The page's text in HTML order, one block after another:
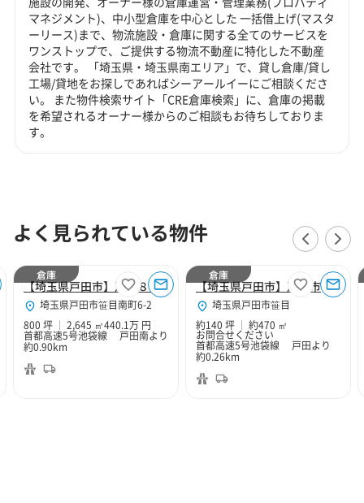
マネジメント)、中小型倉庫を中心とした 一括借上げ(マスタ
ーリース)まで、物流施設・倉庫に関する全てのサービスを
ワンストップで、ご提供する物流不動産に特化した不動産
会社です。 「埼玉県・埼玉県南エリア」で、貸し倉庫/貸し
工場/貸地をお探しであればシーアールイーにご相談くださ
い。 また物件検索サイト「CRE倉庫検索」に、倉庫の掲載
を希望されるオーナー様からのご相談もお待ちしておりま
す。
よく見られている物件
【埼玉県戸田市】戸田８０
埼玉県戸田市笹目南町6-2
800 坪
2,645 ㎡440.1万 円
首都高速5号池袋線 戸田南より
約0.90km
倉庫
【埼玉県戸田市】戸田市笹目4丁目140坪倉庫
埼玉県戸田市笹目
約140 坪
約470 ㎡
お問合せください
首都高速5号池袋線 戸田より
約0.26km
倉庫